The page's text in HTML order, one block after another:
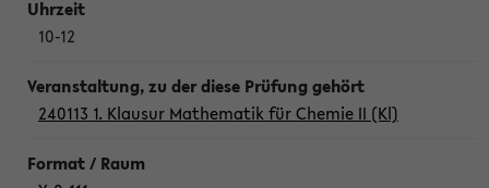
10-12
240113 1. Klausur Mathematik für Chemie II (Kl)